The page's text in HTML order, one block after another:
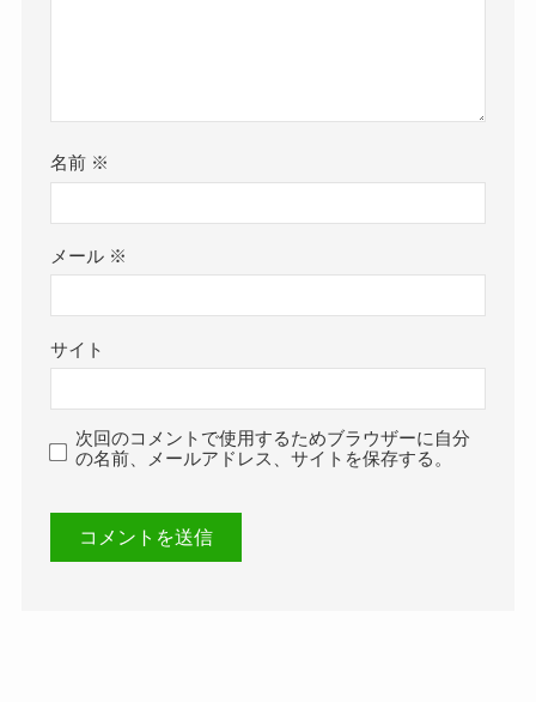
名前 ※
メール ※
サイト
次回のコメントで使用するためブラウザーに自分
の名前、メールアドレス、サイトを保存する。